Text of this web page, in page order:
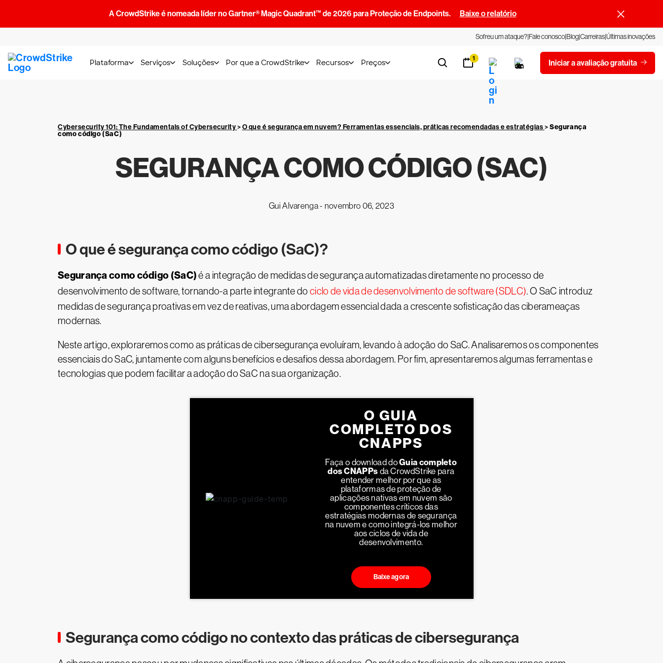
A CrowdStrike é nomeada líder no Gartner® Magic Quadrant™ de 2026 para Proteção de Endpoints. Baixe o relatório
Sofreu um ataque?Fale conoscoBlogCarreirasÚltimas inovações
Plataforma Serviços Soluções Por que a CrowdStrike Recursos Preços 1 Iniciar a avaliação gratuita
Cybersecurity 101: The Fundamentals of Cybersecurity>O que é segurança em nuvem? Ferramentas essenciais, práticas recomendadas e estratégias>Segurança
como código (SaC)
SEGURANÇA COMO CÓDIGO (SAC)
Gui Alvarenga - novembro 06, 2023
O que é segurança como código (SaC)?
Segurança como código (SaC)é a integração de medidas de segurança automatizadas diretamente no processo de
desenvolvimento de software, tornando-a parte integrante do ciclo de vida de desenvolvimento de software (SDLC). O SaC introduz
medidas de segurança proativas em vez de reativas, uma abordagem essencial dada a crescente sofisticação das ciberameaças
modernas.
Neste artigo, exploraremos como as práticas de cibersegurança evoluíram, levando à adoção do SaC. Analisaremos os componentes
essenciais do SaC, juntamente com alguns benefícios e desafios dessa abordagem. Por fim, apresentaremos algumas ferramentas e
tecnologias que podem facilitar a adoção do SaC na sua organização.
O GUIA
COMPLETO DOS
CNAPPS
Faça o download doGuia completo
dos CNAPPs da CrowdStrike para
entender melhor por que as
plataformas de proteção de
aplicações nativas em nuvem são
componentes críticos das
estratégias modernas de segurança
na nuvem e como integrá-los melhor
aos ciclos de vida de
desenvolvimento.
Baixe agora
Segurança como código no contexto das práticas de cibersegurança